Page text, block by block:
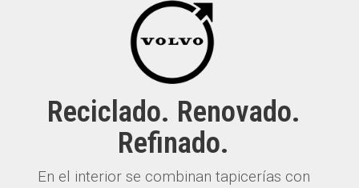
Reciclado. Renovado.
Refinado.
En el interior se combinan tapicerías con